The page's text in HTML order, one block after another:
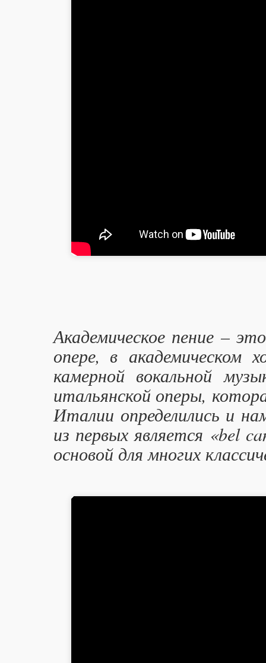
Академическое пение –
опере, в академическом
камерной вокальной
итальянской оперы,
Италии определились и
из первых является «bel
основой для многих